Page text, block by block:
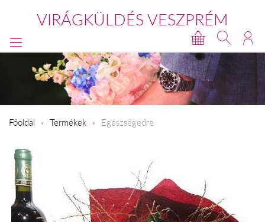
VIRÁGKÜLDÉS VESZPRÉM
Főoldal Termékek Egészségedre